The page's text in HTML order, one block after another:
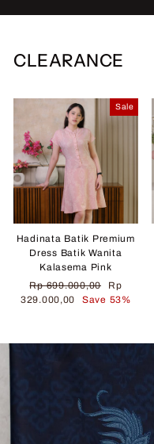
CLEARANCE
Sale
Hadinata Batik Premium
Dress Batik Wanita
Kalasema Pink
Regular
price
Rp 699.000,00
Sale
price
Rp
329.000,00
Save 53%